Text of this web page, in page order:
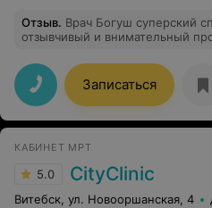
Отзыв. Врач Богуш суперский
отзывчивый и внимательный
рекомендую этого врача.
Записаться
КАБИНЕТ МРТ
5.0 CityClinic
Витебск, ул. Новооршанская, 4